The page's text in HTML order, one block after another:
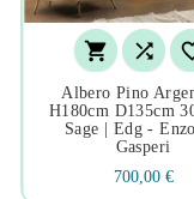
 
Albero Pino
H180cm D135cm
Sage | Edg -
Gasperi
700,00 €